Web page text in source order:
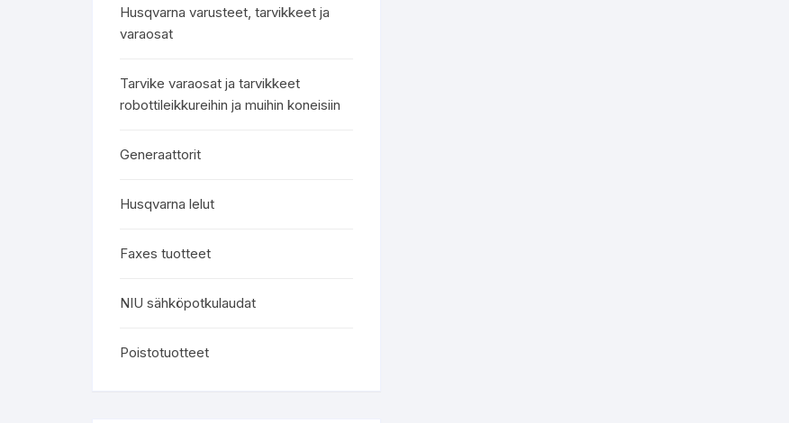
Husqvarna varusteet, tarvikkeet ja
varaosat
Tarvike varaosat ja tarvikkeet
robottileikkureihin ja muihin koneisiin
Generaattorit
Husqvarna lelut
Faxes tuotteet
NIU sähköpotkulaudat
Poistotuotteet